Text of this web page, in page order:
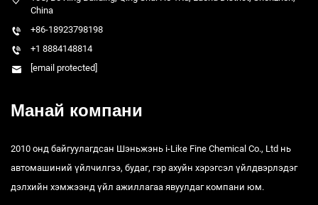
China
+86-18923798198
+1 8884148814
[email protected]
Манай компани
2010 онд байгуулагдсан Шэньжэнь i-Like Fine Chemical Co., Ltd нь
автомашиний үйлчилгээ, будаг, гэр ахуйн хэрэгсэл үйлдвэрлэдэг
дэлхийн хэмжээнд үйл ажиллагаа явуулдаг компани юм.